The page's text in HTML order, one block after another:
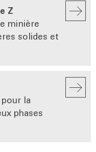
Z
minière
solides et
la
phases